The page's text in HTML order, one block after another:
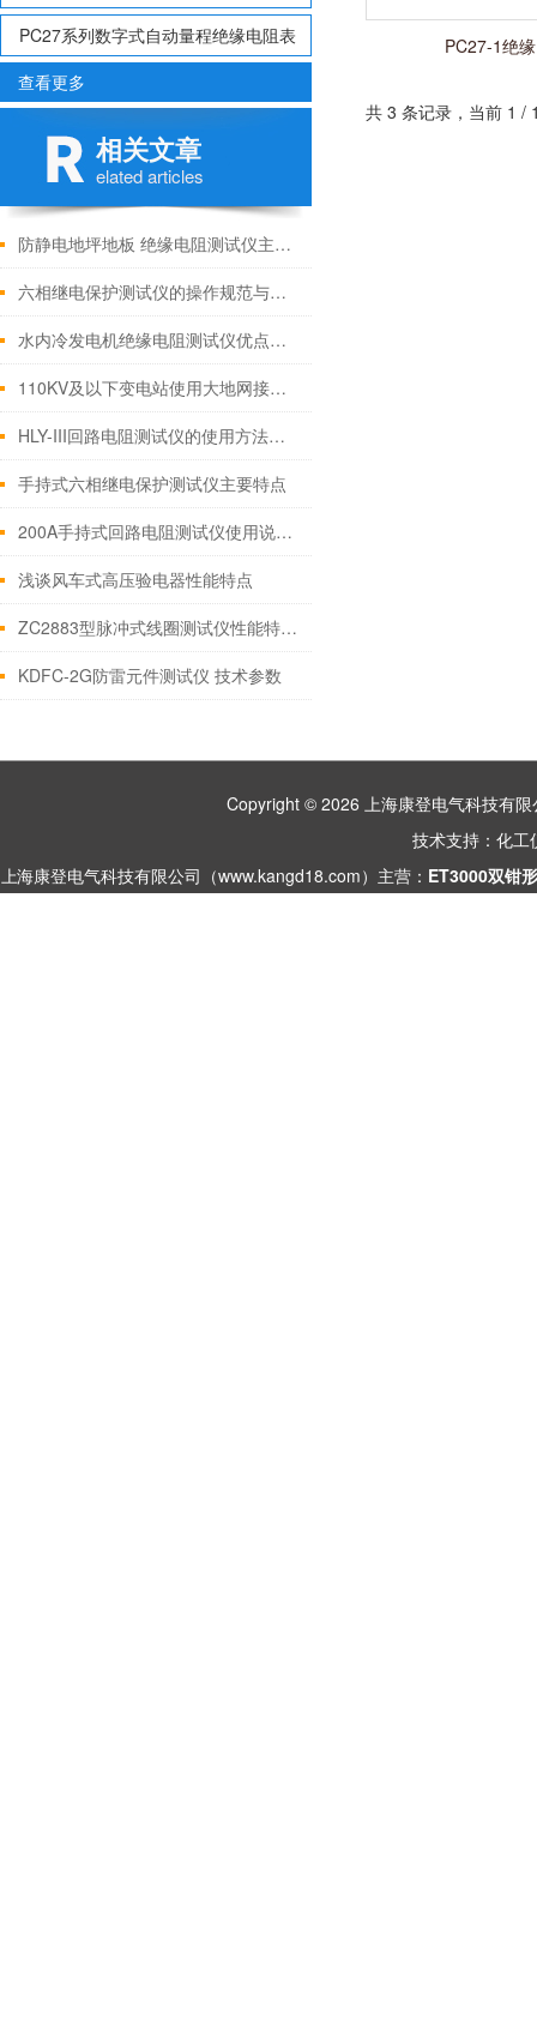
PC27系列数字式自动量程绝缘电阻表
查看更多
相关文章
elated articles
防静电地坪地板 绝缘电阻测试仪主要技术性能
六相继电保护测试仪的操作规范与故障处理
水内冷发电机绝缘电阻测试仪优点技术参数
110KV及以下变电站使用大地网接地电阻测试仪
HLY-III回路电阻测试仪的使用方法简介
手持式六相继电保护测试仪主要特点
200A手持式回路电阻测试仪使用说明书
浅谈风车式高压验电器性能特点
ZC2883型脉冲式线圈测试仪性能特点技术参数
KDFC-2G防雷元件测试仪 技术参数
PC27-1绝
共 3 条记录，当前 1
Copyright © 2026 上海康登电气科技有
技术支持： 化工
上海康登电气科技有限公司（www.kangd18.com）主营： ET3000双钳